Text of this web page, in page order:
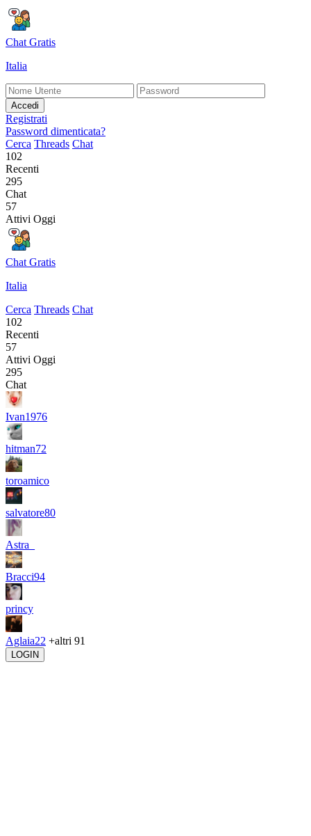
Chat Gratis
Italia
Accedi
Registrati
Password dimenticata?
Cerca Threads Chat
102
Recenti
295
Chat
57
Attivi Oggi
Chat Gratis
Italia
Cerca Threads Chat
102
Recenti
57
Attivi Oggi
295
Chat
Ivan1976
hitman72
toroamico
salvatore80
Astra_
Bracci94
princy
Aglaia22 +altri 91
LOGIN